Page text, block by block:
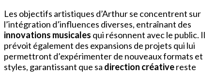
Les objectifs artistiques d’Arthur se concentrent sur
l’intégration d’influences diverses, entraînant des
innovations musicales qui résonnent avec le public. Il
prévoit également des expansions de projets qui lui
permettront d’expérimenter de nouveaux formats et
styles, garantissant que sa direction créativereste